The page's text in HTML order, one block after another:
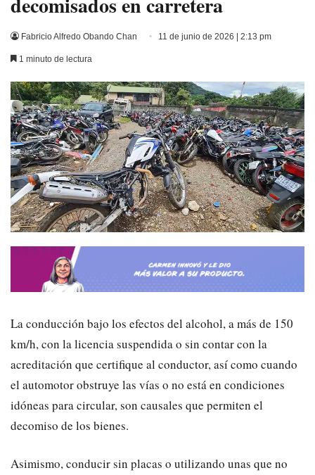
Fabricio Alfredo Obando Chan 11 de junio de 2026 | 2:13 pm
1 minuto de lectura
La conducción bajo los efectos del alcohol, a más de 150
km/h, con la licencia suspendida o sin contar con la
acreditación que certifique al conductor, así como cuando
el automotor obstruye las vías o no está en condiciones
idóneas para circular, son causales que permiten el
decomiso de los bienes.
​Asimismo, conducir sin placas o utilizando unas que no